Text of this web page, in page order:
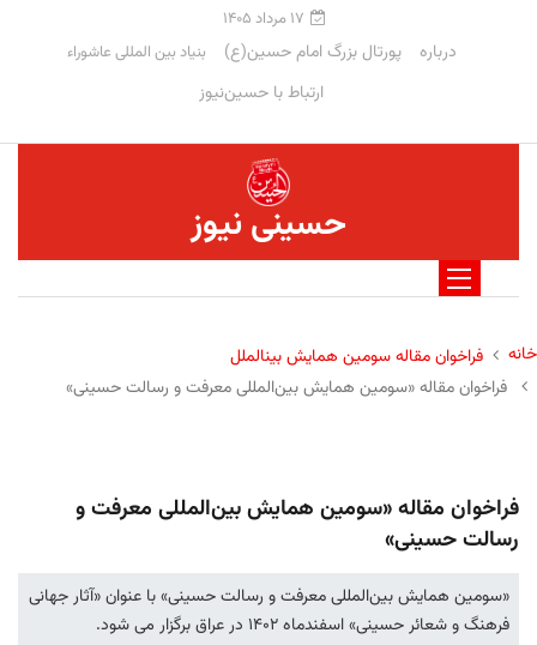
۱۷ مرداد ۱۴۰۵
درباره پورتال بزرگ امام حسین(ع) بنیاد بین المللی عاشوراء
ارتباط با حسین‌نیوز
حسینی نیوز
خانه
فراخوان مقاله سومین همایش بینالملل
فراخوان مقاله «سومین همایش بین‌المللی معرفت و رسالت حسینی»
فراخوان مقاله «سومین همایش بین‌المللی معرفت و
رسالت حسینی»
«سومین همایش بین‌المللی معرفت و رسالت حسینی» با عنوان «آثار جهانی
فرهنگ و شعائر حسینی» اسفندماه ۱۴۰۲ در عراق برگزار می شود.